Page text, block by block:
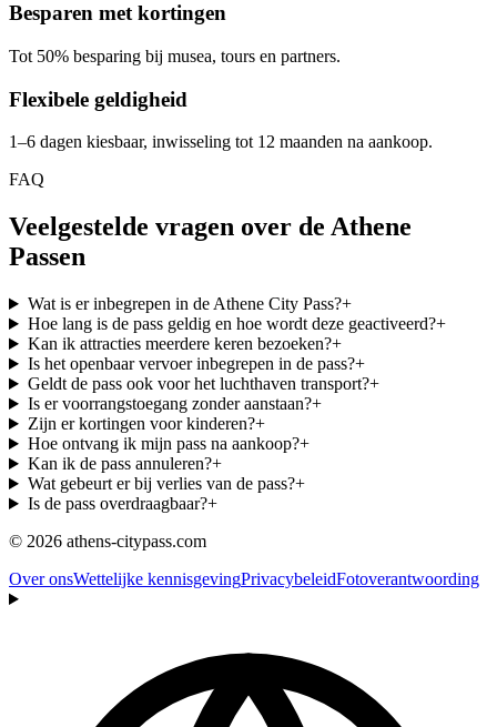
Besparen met kortingen
Tot 50% besparing bij musea, tours en partners.
Flexibele geldigheid
1–6 dagen kiesbaar, inwisseling tot 12 maanden na aankoop.
FAQ
Veelgestelde vragen over de Athene
Passen
Wat is er inbegrepen in de Athene City Pass?+
Hoe lang is de pass geldig en hoe wordt deze geactiveerd?+
Kan ik attracties meerdere keren bezoeken?+
Is het openbaar vervoer inbegrepen in de pass?+
Geldt de pass ook voor het luchthaven transport?+
Is er voorrangstoegang zonder aanstaan?+
Zijn er kortingen voor kinderen?+
Hoe ontvang ik mijn pass na aankoop?+
Kan ik de pass annuleren?+
Wat gebeurt er bij verlies van de pass?+
Is de pass overdraagbaar?+
© 2026 athens-citypass.com
Over onsWettelijke kennisgevingPrivacybeleidFotoverantwoording